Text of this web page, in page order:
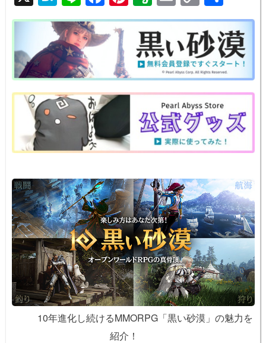
at
e
n
a
n
e
a
c
b
o
o
k
nt
er
e
st
v
er
n
ot
e
m
ail
o
p
y
Li
n
k
有
10年進化し続けるMMORPG「黒い砂漠」の魅力を
紹介！